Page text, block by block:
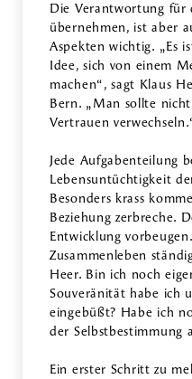
Die Verantwortung für
übernehmen, ist aber
Aspekten wichtig. „Es
Idee, sich von einem
machen“, sagt Klaus
Bern. „Man sollte
Vertrauen
Jede Aufgabenteilung
Lebensuntüchtigkeit
Besonders krass
Beziehung zerbreche.
Entwicklung
Zusammenleben
Heer. Bin ich noch
Souveränität habe ich
eingebüßt? Habe ich
der Selbstbestimmung
Ein erster Schritt zu